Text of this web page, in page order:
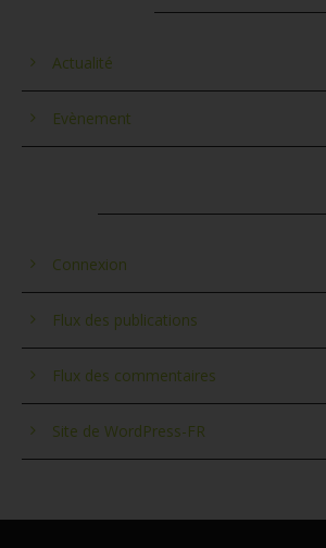
Actualité
Evènement
Connexion
Flux des publications
Flux des commentaires
Site de WordPress-FR